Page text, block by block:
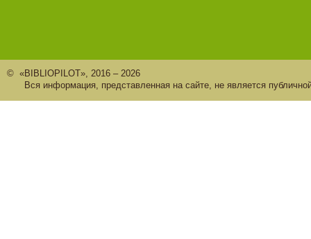
© «BIBLIOPILOT», 2016 – 2026
Вся информация, представленная на сайте, не является